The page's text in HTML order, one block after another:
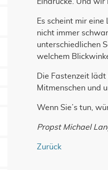
Es scheint mir
nicht immer
unterschiedlichen
welchem
Die Fastenzeit
Mitmenschen und
Wenn Sie’s tun,
Propst Michael
Zurück